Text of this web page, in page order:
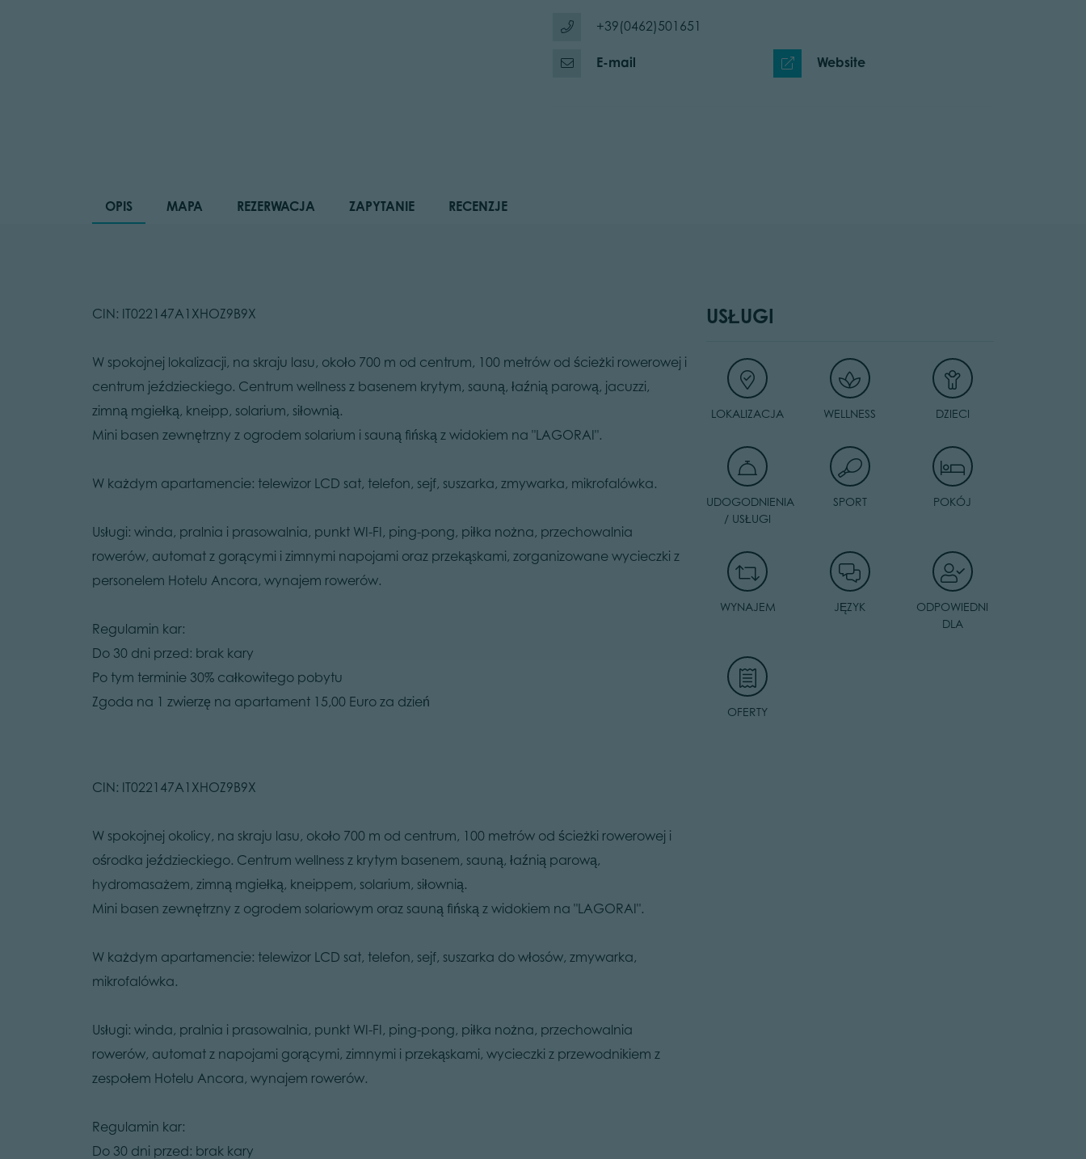
+39(0462)501651
E-mail Website
OPIS MAPA REZERWACJA ZAPYTANIE RECENZJE
CIN: IT022147A1XHOZ9B9X
W spokojnej lokalizacji, na skraju lasu, około 700 m od centrum, 100 metrów od ścieżki rowerowej i
centrum jeździeckiego. Centrum wellness z basenem krytym, sauną, łaźnią parową, jacuzzi,
zimną mgiełką, kneipp, solarium, siłownią.
Mini basen zewnętrzny z ogrodem solarium i sauną fińską z widokiem na "LAGORAI".
W każdym apartamencie: telewizor LCD sat, telefon, sejf, suszarka, zmywarka, mikrofalówka.
Usługi: winda, pralnia i prasowalnia, punkt WI-FI, ping-pong, piłka nożna, przechowalnia
rowerów, automat z gorącymi i zimnymi napojami oraz przekąskami, zorganizowane wycieczki z
personelem Hotelu Ancora, wynajem rowerów.
Regulamin kar:
Do 30 dni przed: brak kary
Po tym terminie 30% całkowitego pobytu
Zgoda na 1 zwierzę na apartament 15,00 Euro za dzień
CIN: IT022147A1XHOZ9B9X
W spokojnej okolicy, na skraju lasu, około 700 m od centrum, 100 metrów od ścieżki rowerowej i
ośrodka jeździeckiego. Centrum wellness z krytym basenem, sauną, łaźnią parową,
hydromasażem, zimną mgiełką, kneippem, solarium, siłownią.
Mini basen zewnętrzny z ogrodem solariowym oraz sauną fińską z widokiem na "LAGORAI".
W każdym apartamencie: telewizor LCD sat, telefon, sejf, suszarka do włosów, zmywarka,
mikrofalówka.
Usługi: winda, pralnia i prasowalnia, punkt WI-FI, ping-pong, piłka nożna, przechowalnia
rowerów, automat z napojami gorącymi, zimnymi i przekąskami, wycieczki z przewodnikiem z
zespołem Hotelu Ancora, wynajem rowerów.
Regulamin kar:
Do 30 dni przed: brak kary
USŁUGI
LOKALIZACJA WELLNESS DZIECI
UDOGODNIENIA
/ USŁUGI
SPORT POKÓJ
WYNAJEM JĘZYK
ODPOWIEDNI
DLA
OFERTY